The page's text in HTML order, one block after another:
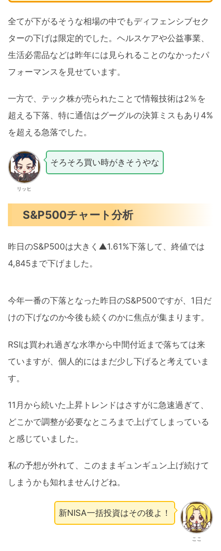
全てが下がるそうな相場の中でもディフェンシブセク
ターの下げは限定的でした。ヘルスケアや公益事業、
生活必需品などは昨年には見られることのなかったパ
フォーマンスを見せています。
一方で、テック株が売られたことで情報技術は2％を
超える下落、特に通信はグーグルの決算ミスもあり4%
を超える急落でした。
リッヒ
そろそろ買い時がきそうやな
S&P500チャート分析
昨日のS&P500は大きく▲1.61%下落して、終値では
4,845まで下げました。
今年一番の下落となった昨日のS&P500ですが、1日だ
けの下げなのか今後も続くのかに焦点が集まります。
RSIは買われ過ぎな水準から中間付近まで落ちては来
ていますが、個人的にはまだ少し下げると考えていま
す。
11月から続いた上昇トレンドはさすがに急速過ぎて、
どこかで調整が必要なところまで上げてしまっている
と感じていました。
私の予想が外れて、このままギュンギュン上げ続けて
しまうかも知れませんけどね。
ここ
新NISA一括投資はその後よ！